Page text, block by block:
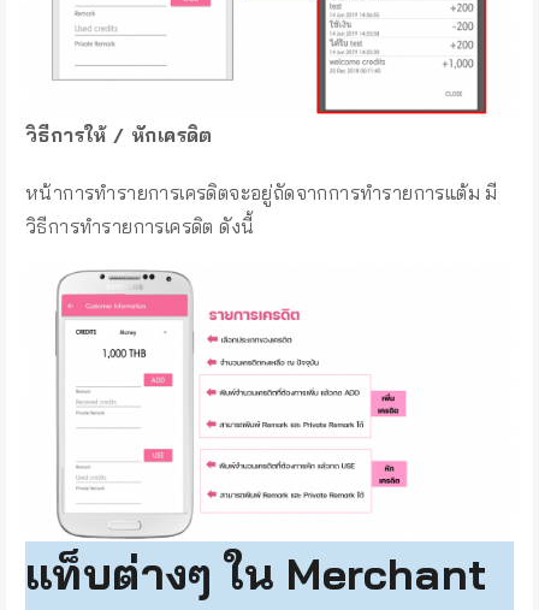
วิธีการให้ / หักเครดิต
หน้าการทำรายการเครดิตจะอยู่ถัดจากการทำรายการแต้ม มี
วิธีการทำรายการเครดิต ดังนี้
แท็บต่างๆ ใน Merchant